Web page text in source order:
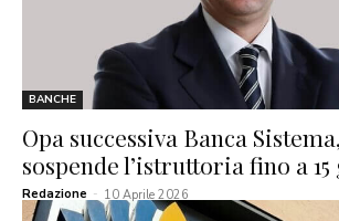
BANCHE
Opa successiva Banca
sospende l’istruttoria fino a
Redazione - 10 Aprile 2026